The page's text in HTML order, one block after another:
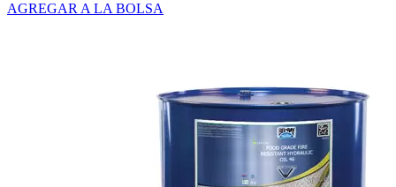
AGREGAR A LA BOLSA